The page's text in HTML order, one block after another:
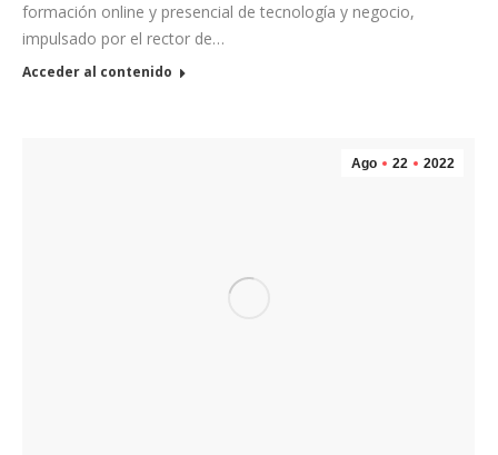
formación online y presencial de tecnología y negocio,
impulsado por el rector de…
Acceder al contenido
Ago 22 2022